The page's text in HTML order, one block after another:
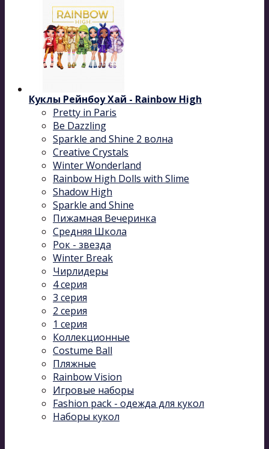
Куклы Рейнбоу Хай - Rainbow High
Pretty in Paris
Be Dazzling
Sparkle and Shine 2 волна
Сreative Сrystals
Winter Wonderland
Rainbow High Dolls with Slime
Shadow High
Sparkle and Shine
Пижамная Вечеринка
Средняя Школа
Рок - звезда
Winter Break
Чирлидеры
4 серия
3 серия
2 серия
1 серия
Коллекционные
Costume Ball
Пляжные
Rainbow Vision
Игровые наборы
Fashion pack - одежда для кукол
Наборы кукол